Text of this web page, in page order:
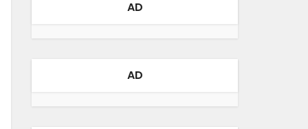
AD
AD